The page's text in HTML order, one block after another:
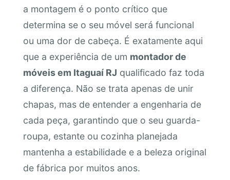
a montagem é o ponto crítico que
determina se o seu móvel será funcional
ou uma dor de cabeça. É exatamente aqui
que a experiência de um montador de
móveis em Itaguaí RJ qualificado faz toda
a diferença. Não se trata apenas de unir
chapas, mas de entender a engenharia de
cada peça, garantindo que o seu guarda-
roupa, estante ou cozinha planejada
mantenha a estabilidade e a beleza original
de fábrica por muitos anos.